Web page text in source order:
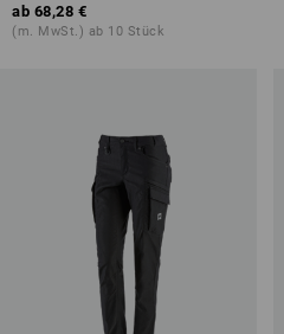
ab 68,28 €
(m. MwSt.) ab 10 Stück